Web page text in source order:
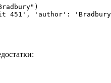
451', 'author':